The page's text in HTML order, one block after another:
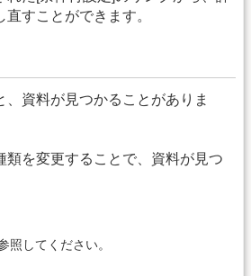
すことができます。
資料が見つかることがありま
類を変更することで、資料が見つ
照してください。